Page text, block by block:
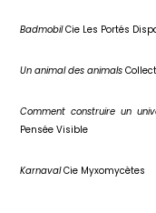
BadmobilCie Les Portés
Un animal des animals
Comment construire un
Pensée Visible
KarnavalCie Myxomycètes